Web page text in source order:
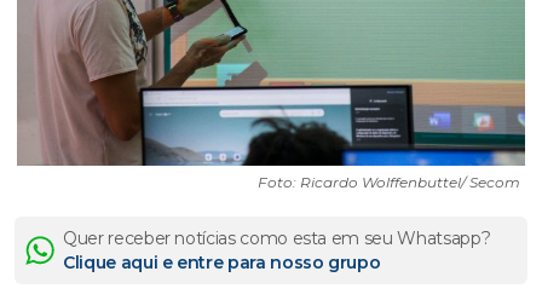
Foto: Ricardo Wolffenbuttel/ Secom
Quer receber notícias como esta em seu Whatsapp?
Clique aqui e entre para nosso grupo